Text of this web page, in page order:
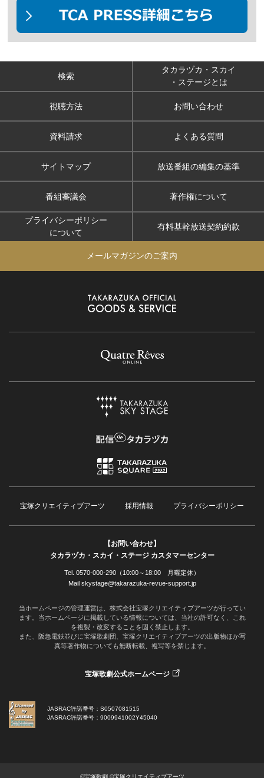
検索
タカラヅカ・スカイ
・ステージとは
視聴方法 お問い合わせ
資料請求 よくある質問
サイトマップ 放送番組の編集の基準
番組審議会 著作権について
プライバシーポリシー
について
有料基幹放送契約約款
メールマガジンのご案内
宝塚クリエイティブアーツ 採用情報 プライバシーポリシー
【お問い合わせ】
タカラヅカ・スカイ・ステージ カスタマーセンター
Tel. 0570-000-290（10:00～18:00 月曜定休）
Mail skystage@takarazuka-revue-support.jp
当ホームページの管理運営は、株式会社宝塚クリエイティブアーツが行ってい
ます。当ホームページに掲載している情報については、当社の許可なく、これ
を複製・改変することを固く禁止します。
また、阪急電鉄並びに宝塚歌劇団、宝塚クリエイティブアーツの出版物ほか写
真等著作物についても無断転載、複写等を禁じます。
宝塚歌劇公式ホームページ
JASRAC許諾番号：S0507081515
JASRAC許諾番号：9009941002Y45040
©宝塚歌劇 ©宝塚クリエイティブアーツ